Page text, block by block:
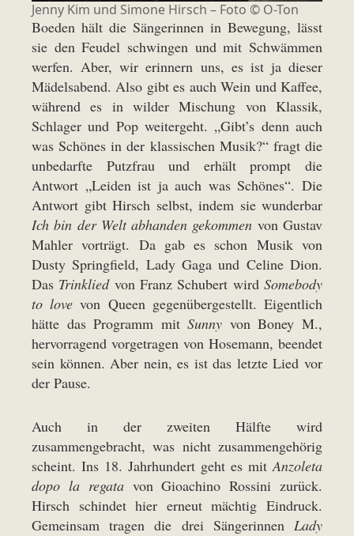
Jenny Kim und Simone Hirsch – Foto © O-Ton
Boeden hält die Sängerinnen in Bewegung, lässt
sie den Feudel schwingen und mit Schwämmen
werfen. Aber, wir erinnern uns, es ist ja dieser
Mädelsabend. Also gibt es auch Wein und Kaffee,
während es in wilder Mischung von Klassik,
Schlager und Pop weitergeht. „Gibt’s denn auch
was Schönes in der klassischen Musik?“ fragt die
unbedarfte Putzfrau und erhält prompt die
Antwort „Leiden ist ja auch was Schönes“. Die
Antwort gibt Hirsch selbst, indem sie wunderbar
Ich bin der Welt abhanden gekommen von Gustav
Mahler vorträgt. Da gab es schon Musik von
Dusty Springfield, Lady Gaga und Celine Dion.
Das Trinkliedvon Franz Schubert wirdSomebody
to love von Queen gegenübergestellt. Eigentlich
hätte das Programm mitSunny von Boney M.,
hervorragend vorgetragen von Hosemann, beendet
sein können. Aber nein, es ist das letzte Lied vor
der Pause.
Auch in der zweiten Hälfte wird
zusammengebracht, was nicht zusammengehörig
scheint. Ins 18. Jahrhundert geht es mitAnzoleta
dopo la regatavon Gioachino Rossini zurück.
Hirsch schindet hier erneut mächtig Eindruck.
Gemeinsam tragen die drei Sängerinnen Lady